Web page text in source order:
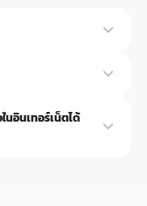
แบบ Modern เรียบง่าย
ได้ครับ
ยครับ ช่างดูแล้วจะ
หรือจะมาดูตัวอย่างผล
อินเทอร์เน็ตได้